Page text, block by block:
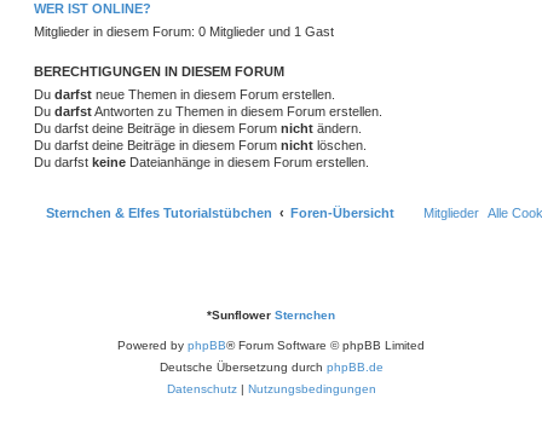
WER IST ONLINE?
Mitglieder in diesem Forum: 0 Mitglieder und 1 Gast
BERECHTIGUNGEN IN DIESEM FORUM
Du darfst neue Themen in diesem Forum erstellen.
Du darfstAntworten zu Themen in diesem Forum erstellen.
Du darfst deine Beiträge in diesem Forum nicht ändern.
Du darfst deine Beiträge in diesem Forum nicht löschen.
Du darfst keine Dateianhänge in diesem Forum erstellen.
Sternchen & Elfes Tutorialstübchen Foren-Übersicht Alle
Mitglieder
*Sunflower Sternchen
Powered by phpBB® Forum Software © phpBB Limited
Deutsche Übersetzung durch phpBB.de
Datenschutz| Nutzungsbedingungen